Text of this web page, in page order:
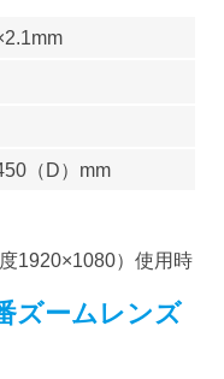
（D）mm
1920×1080）使用時
ズームレンズ